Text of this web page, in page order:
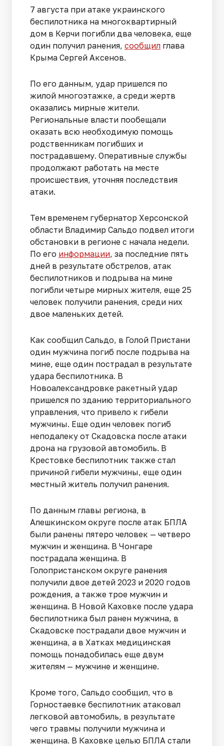
7 августа при атаке украинского
беспилотника на многоквартирный
дом в Керчи погибли два человека, еще
один получил ранения, сообщил глава
Крыма Сергей Аксенов.
По его данным, удар пришелся по
жилой многоэтажке, а среди жертв
оказались мирные жители.
Региональные власти пообещали
оказать всю необходимую помощь
родственникам погибших и
пострадавшему. Оперативные службы
продолжают работать на месте
происшествия, уточняя последствия
атаки.
Тем временем губернатор Херсонской
области Владимир Сальдо подвел итоги
обстановки в регионе с начала недели.
По его информации, за последние пять
дней в результате обстрелов, атак
беспилотников и подрыва на мине
погибли четыре мирных жителя, еще 25
человек получили ранения, среди них
двое маленьких детей.
Как сообщил Сальдо, в Голой Пристани
один мужчина погиб после подрыва на
мине, еще один пострадал в результате
удара беспилотника. В
Новоалександровке ракетный удар
пришелся по зданию территориального
управления, что привело к гибели
мужчины. Еще один человек погиб
неподалеку от Скадовска после атаки
дрона на грузовой автомобиль. В
Крестовке беспилотник также стал
причиной гибели мужчины, еще один
местный житель получил ранения.
По данным главы региона, в
Алешкинском округе после атак БПЛА
были ранены пятеро человек — четверо
мужчин и женщина. В Чонгаре
пострадала женщина. В
Голопристанском округе ранения
получили двое детей 2023 и 2020 годов
рождения, а также трое мужчин и
женщина. В Новой Каховке после удара
беспилотника был ранен мужчина, в
Скадовске пострадали двое мужчин и
женщина, а в Хатках медицинская
помощь понадобилась еще двум
жителям — мужчине и женщине.
Кроме того, Сальдо сообщил, что в
Горностаевке беспилотник атаковал
легковой автомобиль, в результате
чего травмы получили мужчина и
женщина. В Каховке целью БПЛА стали